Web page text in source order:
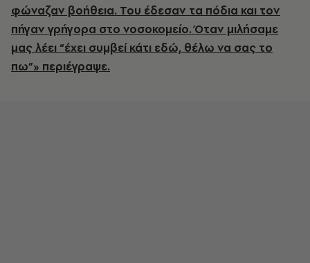
φώναζαν βοήθεια. Του έδεσαν τα πόδια και τον
πήγαν γρήγορα στο νοσοκομείο. Όταν μιλήσαμε
μας λέει “έχει συμβεί κάτι εδώ, θέλω να σας το
πω”» περιέγραψε.